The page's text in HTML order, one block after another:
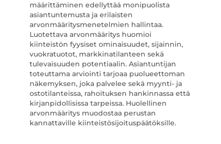
määrittäminen edellyttää monipuolista
asiantuntemusta ja erilaisten
arvonmääritysmenetelmien hallintaa.
Luotettava arvonmääritys huomioi
kiinteistön fyysiset ominaisuudet, sijainnin,
vuokratuotot, markkinatilanteen sekä
tulevaisuuden potentiaalin. Asiantuntijan
toteuttama arviointi tarjoaa puolueettoman
näkemyksen, joka palvelee sekä myynti- ja
ostotilanteissa, rahoituksen hankinnassa että
kirjanpidollisissa tarpeissa. Huolellinen
arvonmääritys muodostaa perustan
kannattaville kiinteistösijoituspäätöksille.